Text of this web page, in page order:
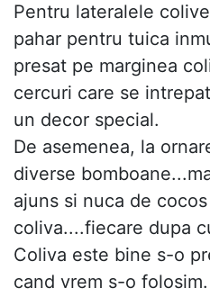
Pentru lateralele
pahar pentru tuica
presat pe marginea
cercuri care se
un decor special.
De asemenea, la
diverse
ajuns si nuca de
coliva....fiecare dupa
Coliva este bine s-o
cand vrem s-o folosim.